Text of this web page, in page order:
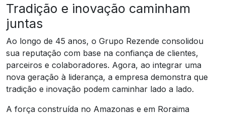
Tradição e inovação caminham
juntas
Ao longo de 45 anos, o Grupo Rezende consolidou
sua reputação com base na confiança de clientes,
parceiros e colaboradores. Agora, ao integrar uma
nova geração à liderança, a empresa demonstra que
tradição e inovação podem caminhar lado a lado.
A força construída no Amazonas e em Roraima